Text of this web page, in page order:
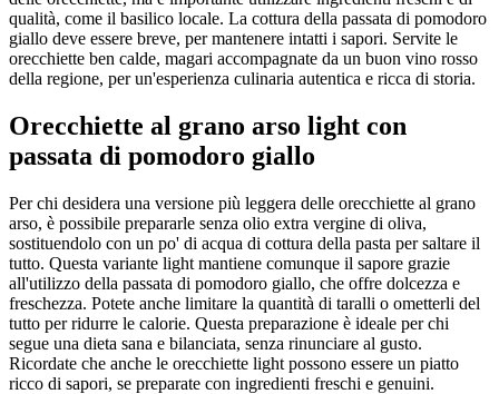
qualità, come il basilico locale. La cottura della passata di pomodoro
giallo deve essere breve, per mantenere intatti i sapori. Servite le
orecchiette ben calde, magari accompagnate da un buon vino rosso
della regione, per un'esperienza culinaria autentica e ricca di storia.
Orecchiette al grano arso light con
passata di pomodoro giallo
Per chi desidera una versione più leggera delle orecchiette al grano
arso, è possibile prepararle senza olio extra vergine di oliva,
sostituendolo con un po' di acqua di cottura della pasta per saltare il
tutto. Questa variante light mantiene comunque il sapore grazie
all'utilizzo della passata di pomodoro giallo, che offre dolcezza e
freschezza. Potete anche limitare la quantità di taralli o ometterli del
tutto per ridurre le calorie. Questa preparazione è ideale per chi
segue una dieta sana e bilanciata, senza rinunciare al gusto.
Ricordate che anche le orecchiette light possono essere un piatto
ricco di sapori, se preparate con ingredienti freschi e genuini.